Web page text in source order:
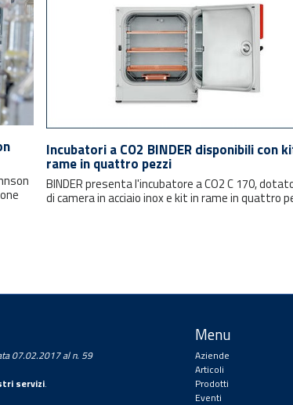
Incubatori a CO2 BINDER disponibili con
rame in quattro pezzi
BINDER presenta l'incubatore a CO2 C 170,
di camera in acciaio inox e kit in rame in quattro
07.02.2017 al n. 59
servizi.
Menu
Aziende
Articoli
Prodotti
Eventi